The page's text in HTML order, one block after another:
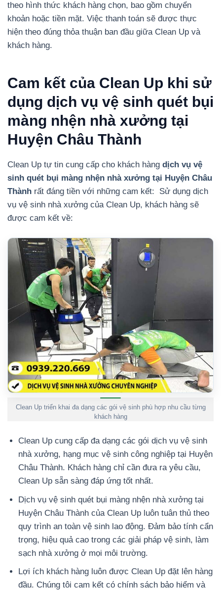
theo hình thức khách hàng chọn, bao gồm chuyển
khoản hoặc tiền mặt. Việc thanh toán sẽ được thực
hiện theo đúng thỏa thuận ban đầu giữa Clean Up và
khách hàng.
Cam kết của Clean Up khi sử
dụng dịch vụ vệ sinh quét bụi
màng nhện nhà xưởng tại
Huyện Châu Thành
Clean Up tự tin cung cấp cho khách hàng dịch vụ vệ
sinh quét bụi màng nhện nhà xưởng tại Huyện Châu
Thành rất đáng tiền với những cam kết: Sử dụng dịch
vụ vệ sinh nhà xưởng của Clean Up, khách hàng sẽ
được cam kết về:
Clean Up triển khai đa dạng các gói vệ sinh phù hợp nhu cầu từng
khách hàng
Clean Up cung cấp đa dạng các gói dịch vụ vệ sinh
nhà xưởng, hạng mục vệ sinh công nghiệp tại Huyện
Châu Thành. Khách hàng chỉ cần đưa ra yêu cầu,
Clean Up sẵn sàng đáp ứng tốt nhất.
Dịch vụ vệ sinh quét bụi màng nhện nhà xưởng tại
Huyện Châu Thành của Clean Up luôn tuân thủ theo
quy trình an toàn vệ sinh lao động. Đảm bảo tính cẩn
trọng, hiệu quả cao trong các giải pháp vệ sinh, làm
sạch nhà xưởng ở mọi môi trường.
Lợi ích khách hàng luôn được Clean Up đặt lên hàng
đầu. Chúng tôi cam kết có chính sách bảo hiểm và